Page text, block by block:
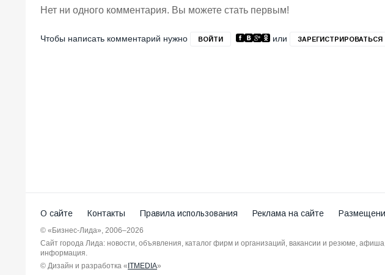
Нет ни одного комментария. Вы можете стать первым!
Чтобы написать комментарий нужно ВОЙТИ или ЗАРЕГИСТРИРОВАТЬСЯ
О сайте Контакты Правила использования Реклама на сайте
© «Бизнес-Лида», 2006–2026
Сайт города Лида: новости, объявления, каталог фирм и организаций, вакансии и резюме,
информация.
© Дизайн и разработка « ITMEDIA»